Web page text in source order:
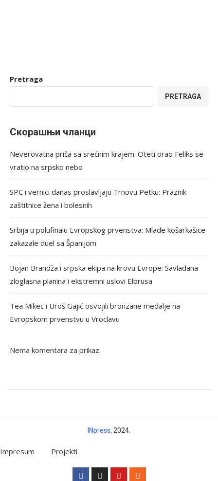
Pretraga
PRETRAGA
Скорашњи чланци
Neverovatna priča sa srećnim krajem: Oteti orao Feliks se
vratio na srpsko nebo
SPC i vernici danas proslavljaju Trnovu Petku: Praznik
zaštitnice žena i bolesnih
Srbija u polufinalu Evropskog prvenstva: Mlade košarkašice
zakazale duel sa Španijom
Bojan Brandža i srpska ekipa na krovu Evrope: Savladana
zloglasna planina i ekstremni uslovi Elbrusa
Tea Mikec i Uroš Gajić osvojili bronzane medalje na
Evropskom prvenstvu u Vroclavu
Nema komentara za prikaz.
INpress, 2024.
Impresum Projekti